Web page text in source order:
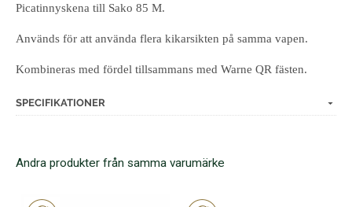
Picatinnyskena till Sako 85 M.
Används för att använda flera kikarsikten på samma vapen.
Kombineras med fördel tillsammans med Warne QR fästen.
SPECIFIKATIONER
Andra produkter från samma varumärke